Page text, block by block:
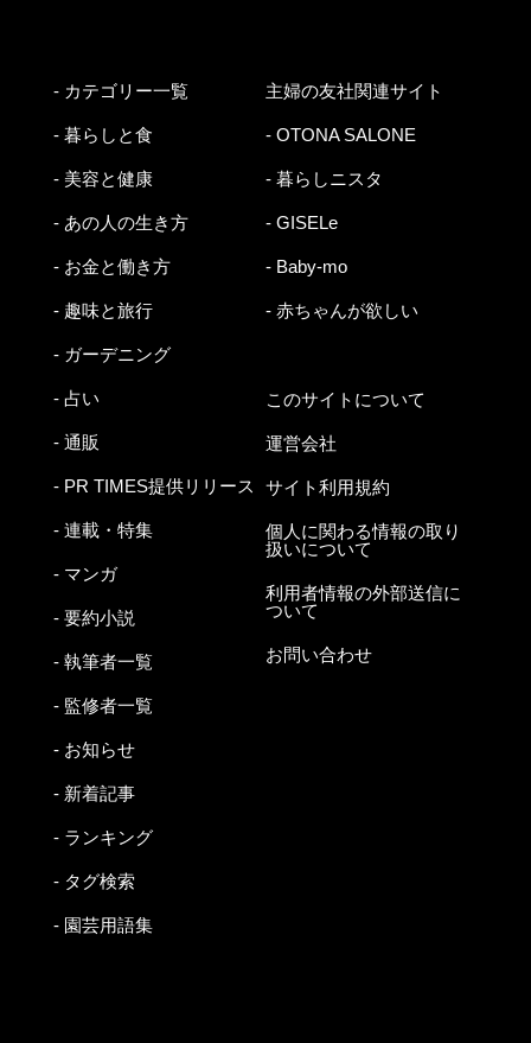
- カテゴリー一覧
- 暮らしと食
- 美容と健康
- あの人の生き方
- お金と働き方
- 趣味と旅行
- ガーデニング
- 占い
- 通販
- PR TIMES提供リリース
- 連載・特集
- マンガ
- 要約小説
- 執筆者一覧
- 監修者一覧
- お知らせ
- 新着記事
- ランキング
- タグ検索
- 園芸用語集
主婦の友社関連サイト
- OTONA SALONE
- 暮らしニスタ
- GISELe
- Baby-mo
- 赤ちゃんが欲しい
このサイトについて
運営会社
サイト利用規約
個人に関わる情報の取り
扱いについて
利用者情報の外部送信に
ついて
お問い合わせ